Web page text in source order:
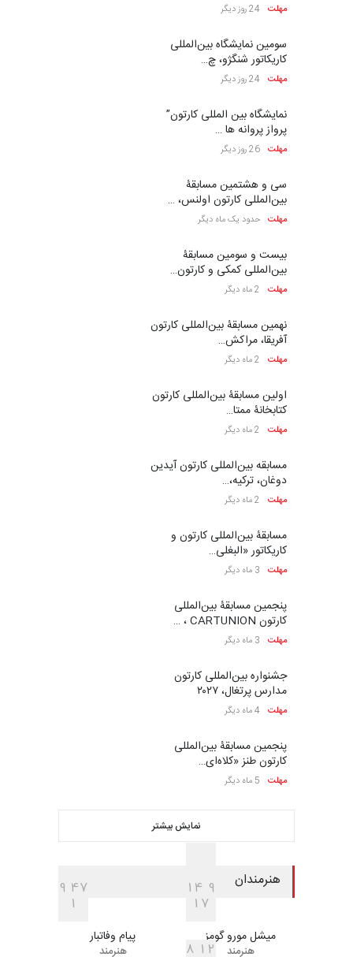
مهلت 24 روز دیگر
سومین نمایشگاه بین‌المللی
کاریکاتور شنگژو، چ…
مهلت 24 روز دیگر
نمایشگاه بین المللی کارتون”
پرواز پروانه ها …
مهلت 26 روز دیگر
سی و هشتمین مسابقۀ
بین‌المللی کارتون اولنس، …
مهلت حدود یک ماه دیگر
بیست و سومین مسابقۀ
بین‌المللی کمکی و کارتون…
مهلت 2 ماه دیگر
نهمین مسابقۀ بین‌المللی کارتون
آفریقا، مراکش…
مهلت 2 ماه دیگر
اولین مسابقۀ بین‌المللی کارتون
کتابخانۀ ممتا…
مهلت 2 ماه دیگر
مسابقه بین‌المللی کارتون آیدین
دوغان، ترکیه،…
مهلت 2 ماه دیگر
مسابقۀ بین‌المللی کارتون و
کاریکاتور «البغلی…
مهلت 3 ماه دیگر
پنجمین مسابقۀ بین‌المللی
کارتون CARTUNION ، …
مهلت 3 ماه دیگر
جشنواره بین‌المللی کارتون
مدارس پرتغال، ۲۰۲۷
مهلت 4 ماه دیگر
پنجمین مسابقۀ بین‌المللی
کارتون طنز «کلاه‌ای…
مهلت 5 ماه دیگر
نمایش بیشتر
هنرمندان 1 4 9
1 7
میشل مورو گومز
هنرمند
9 47
1
پیام وفاتبار
هنرمند 8 1 2